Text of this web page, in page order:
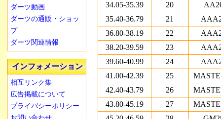
34.05-35.39
20
35.40-36.79
21
36.80-38.19
22
38.20-39.59
23
39.60-40.99
24
41.00-42.39
25
42.40-43.79
26
43.80-45.19
27
ダーツ動画
ダーツの通販・ショッ
プ
ダーツ関連情報
インフォメーション
相互リンク集
広告掲載について
プライバシーポリシー